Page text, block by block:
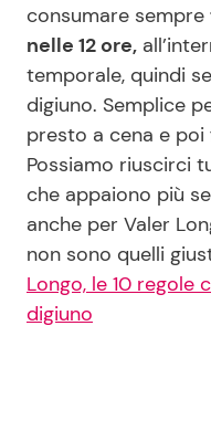
Privacy Policy
consumare sempre
nelle 12 ore,
temporale, quindi
digiuno. Semplice
presto a cena e
Possiamo riuscirci
che appaiono più
anche per Valer
non sono quelli
Longo, le 10 regole
digiuno